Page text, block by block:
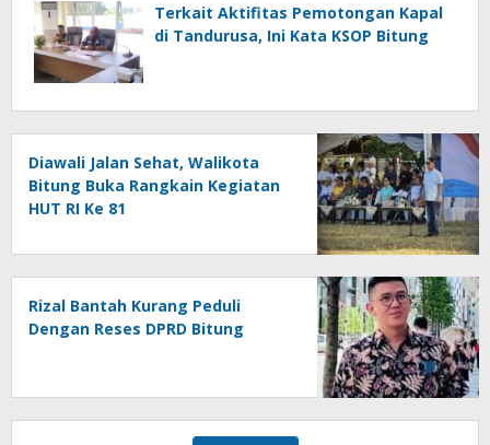
Terkait Aktifitas Pemotongan Kapal
di Tandurusa, Ini Kata KSOP Bitung
Diawali Jalan Sehat, Walikota
Bitung Buka Rangkain Kegiatan
HUT RI Ke 81
Rizal Bantah Kurang Peduli
Dengan Reses DPRD Bitung